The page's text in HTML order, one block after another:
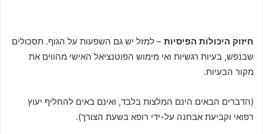
חיזוק היכולות הפיסיות – למזל יש גם השפעות על הגוף. תסכולים
שבנפש, בעיות רגשיות ואי מימוש הפוטנציאל האישי מהווים את
מקור הבעיות.
(הדברים הבאים הינם המלצות בלבד, ואינם באים להחליף יעוץ
רפואי וקביעת אבחנה על-ידי רופא בשעת הצורך).